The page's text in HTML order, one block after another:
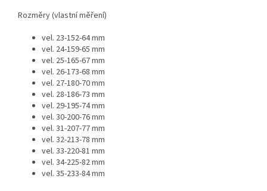
Rozměry (vlastní měření)
vel. 23-152-64 mm
vel. 24-159-65 mm
vel. 25-165-67 mm
vel. 26-173-68 mm
vel. 27-180-70 mm
vel. 28-186-73 mm
vel. 29-195-74 mm
vel. 30-200-76 mm
vel. 31-207-77 mm
vel. 32-213-78 mm
vel. 33-220-81 mm
vel. 34-225-82 mm
vel. 35-233-84 mm